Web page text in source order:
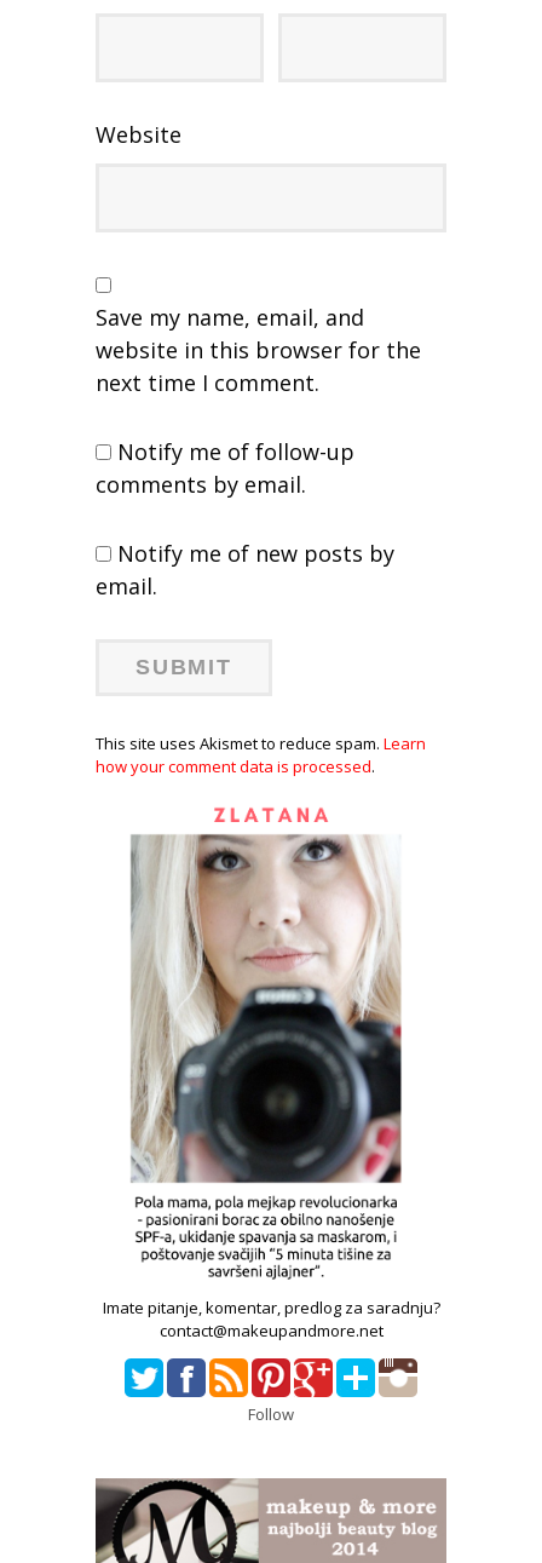
Website
Save my name, email, and
website in this browser for the
next time I comment.
Notify me of follow-up
comments by email.
Notify me of new posts by
email.
This site uses Akismet to reduce spam. Learn
how your comment data is processed.
Imate pitanje, komentar, predlog za saradnju?
contact@makeupandmore.net
Follow